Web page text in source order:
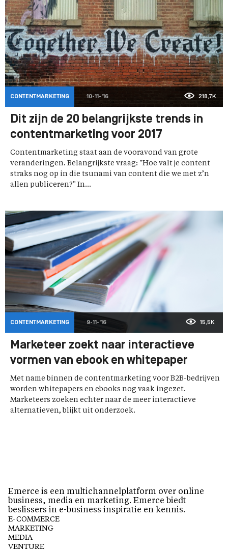
CONTENTMARKETING 10-11-'16 218,7K
Dit zijn de 20 belangrijkste trends in
contentmarketing voor 2017
Contentmarketing staat aan de vooravond van grote
veranderingen. Belangrijkste vraag: "Hoe valt je content
straks nog op in die tsunami van content die we met z’n
allen publiceren?" In...
CONTENTMARKETING 9-11-'16 15,5K
Marketeer zoekt naar interactieve
vormen van ebook en whitepaper
Met name binnen de contentmarketing voor B2B-bedrijven
worden whitepapers en ebooks nog vaak ingezet.
Marketeers zoeken echter naar de meer interactieve
alternatieven, blijkt uit onderzoek.
Emerce is een multichannelplatform over online
business, media en marketing. Emerce biedt
beslissers in e-business inspiratie en kennis.
E-COMMERCE
MARKETING
MEDIA
VENTURE